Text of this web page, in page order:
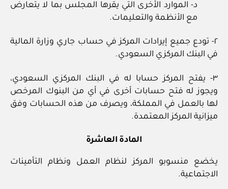
د‏- الموارد الأخرى التي يقرها المجلس بما لا يتعارض
مع الأنظمة والتعليمات.
٢‏- تودع جميع إيرادات المركز في حساب جاري وزارة المالية
في البنك المركزي السعودي.
٣‏- يفتح المركز حسابا له في البنك المركزي السعودي،
ويجوز له فتح حسابات أخرى في أي من البنوك المرخص
لها بالعمل في المملكة، ويصرف من هذه الحسابات وفق
ميزانية المركز المعتمدة.
المادة العاشرة
يخضع منسوبو المركز لنظام العمل ونظام التأمينات
الاجتماعية.